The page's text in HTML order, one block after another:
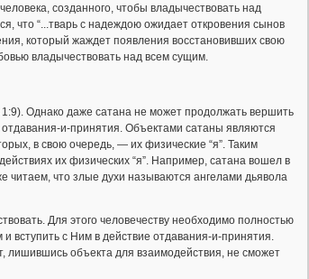
созданного, чтобы владычествовать над
что “...тварь с надеждою ожидает откровения сынов
который жаждет появления восстановивших свою
владычествовать над всем сущим.
Однако даже сатана не может продолжать вершить
и-принятия. Объектами сатаны являются
в свою очередь, — их физические “я”. Таким
их физических “я”. Например, сатана вошел в
читаем, что злые духи называются ангелами дьявола
Для этого человечеству необходимо полностью
вступить с Ним в действие отдавания-и-принятия.
лишившись объекта для взаимодействия, не сможет